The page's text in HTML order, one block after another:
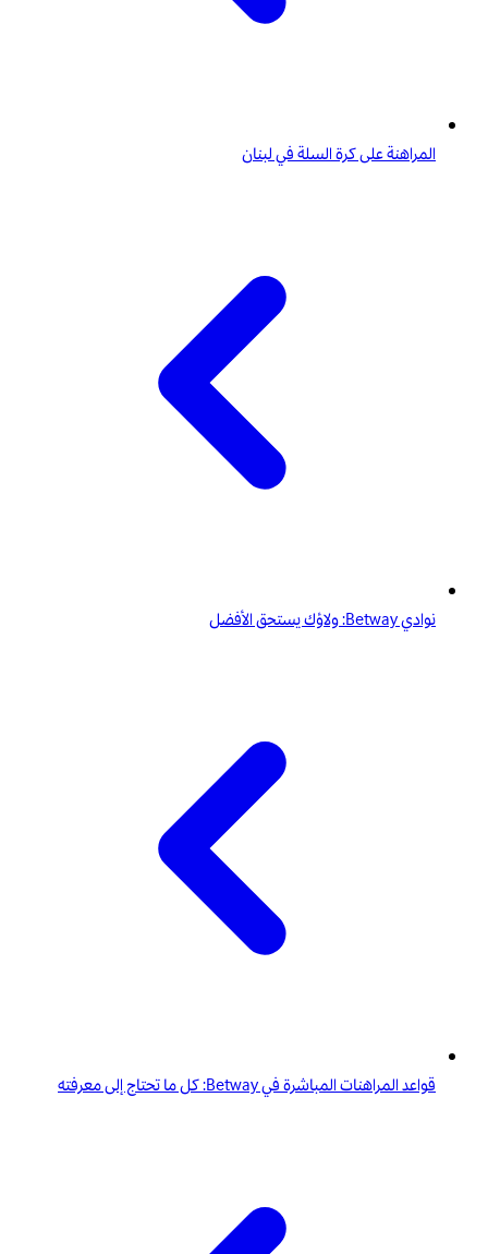
المراهنة على كرة السلة في لبنان
نوادي Betway: ولاؤك يستحق الأفضل
قواعد المراهنات المباشرة في Betway: كل ما تحتاج إلى معرفته